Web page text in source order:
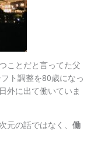
ことだと言ってた父
ト調整を80歳になっ
外に出て働いていま
元の話ではなく、働